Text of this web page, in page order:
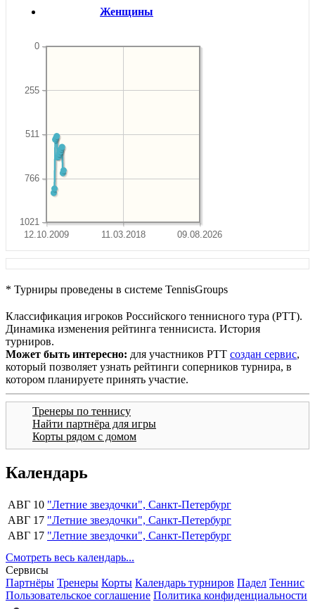
Женщины
12.10.2009 11.03.2018 09.08.2026
1021
766
511
255
0
* Турниры проведены в системе TennisGroups
Классификация игроков Российского теннисного тура (РТТ).
Динамика изменения рейтинга теннисиста. История
турниров.
Может быть интересно: для участников РТТ создан сервис,
который позволяет узнать рейтинги соперников турнира, в
котором планируете принять участие.
Тренеры по теннису
Найти партнёра для игры
Корты рядом с домом
Календарь
АВГ 10 "Летние звездочки", Санкт-Петербург
АВГ 17 "Летние звездочки", Санкт-Петербург
АВГ 17 "Летние звездочки", Санкт-Петербург
Смотреть весь календарь...
Сервисы
Партнёры Тренеры Корты Календарь турниров Падел Теннис
Пользовательское соглашение Политика конфиденциальности